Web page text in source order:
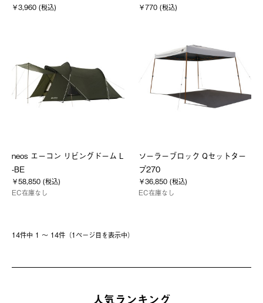
￥3,960 (税込) ￥770 (税込)
neos エーコン リビングドーム L
-BE
￥58,850 (税込)
EC在庫なし
ソーラーブロック Qセットター
プ270
￥36,850 (税込)
EC在庫なし
14件中 1 〜 14件（1ページ⽬を表⽰中）
人気ランキング